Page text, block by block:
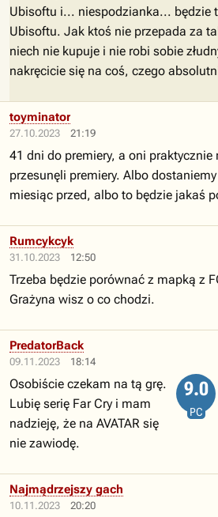
Ubisoftu i... niespodzianka... będzie
Ubisoftu. Jak ktoś nie przepada za
niech nie kupuje i nie robi sobie
nakręcicie się na coś, czego
27.10.2023 21:19
toyminator
41 dni do premiery, a oni
przesunęli premiery. Albo
miesiąc przed, albo to będzie jakaś
31.10.2023 12:50
Rumcykcyk
Trzeba będzie porównać z mapką z
Grażyna wisz o co chodzi.
09.11.2023 18:14
PredatorBack
9.0
PC
Osobiście czekam na tą grę.
Lubię serię Far Cry i mam
nadzieję, że na AVATAR się
nie zawiodę.
10.11.2023 20:20
Najmądrzejszy gach